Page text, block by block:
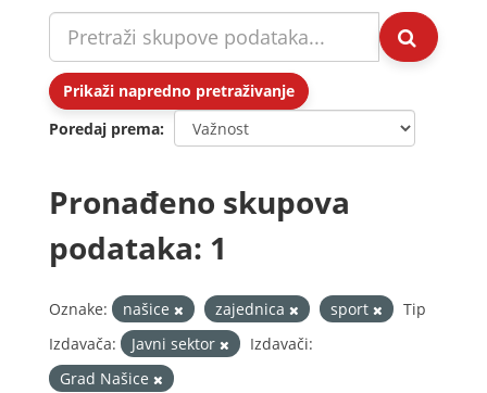
Prikaži napredno pretraživanje
Poredaj prema
Pronađeno skupova
podataka: 1
Oznake: našice zajednica sport
Tip
Izdavača:
Javni sektor
Izdavači:
Grad Našice